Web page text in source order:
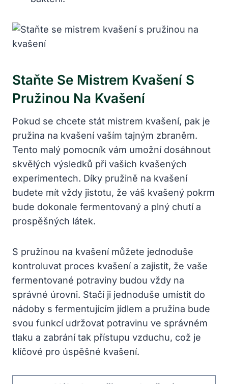
Staňte Se Mistrem Kvašení S
Pružinou Na Kvašení
Pokud⁣ se chcete stát mistrem kvašení, pak je
pružina na kvašení vaším tajným zbraněm.
Tento malý pomocník vám umožní dosáhnout
skvělých výsledků při vašich⁤ kvašených
experimentech. Díky pružině na⁢ kvašení
budete mít vždy jistotu, že váš kvašený pokrm
bude dokonale fermentovaný a plný chutí a
prospěšných látek.
S ‍pružinou na kvašení můžete​ jednoduše
kontroluvat proces kvašení a zajistit,‍ že vaše
fermentované potraviny budou vždy na​
správné úrovni. Stačí ji jednoduše umístit do
nádoby s fermentujícím jídlem a pružina ⁤bude
svou funkcí udržovat potravinu ve správném
tlaku a zabrání tak přístupu vzduchu, což je
klíčové pro úspěšné kvašení.